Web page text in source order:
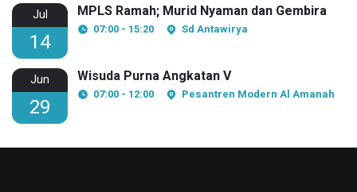
Jul
14
MPLS Ramah; Murid Nyaman dan Gembira
07:00 - 15:20 Sd Antawirya
Jun
29
Wisuda Purna Angkatan V
07:00 - 12:00 Pesantren Modern Al Amanah